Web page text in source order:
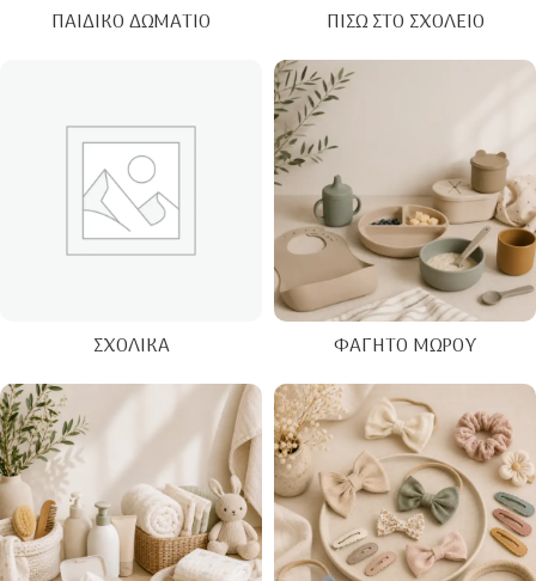
ΠΑΙΔΙΚΌ ΔΩΜΆΤΙΟ ΠΊΣΩ ΣΤΟ ΣΧΟΛΕΊΟ
ΣΧΟΛΙΚΆ ΦΑΓΗΤΌ ΜΩΡΟΎ